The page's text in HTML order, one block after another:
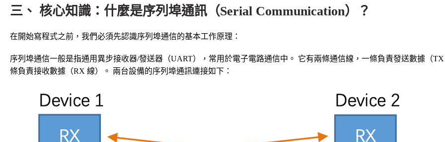
三、 核心知識：什麼是序列埠通訊（Serial Communication）？
在開始寫程式之前，我們必須先認識序列埠通信的基本工作原理：
序列埠通信一般是指通用異步接收器/發送器（UART），常用於電子電路通信中。 它有兩條通信線，一條負責發送數據（
條負責接收數據（RX 線）。 兩台設備的序列埠通訊連接如下：